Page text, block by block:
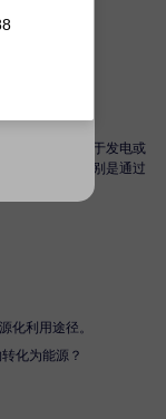
热量有时可用于发电或
境的污染，特别是通过
化利用途径。
化为能源？